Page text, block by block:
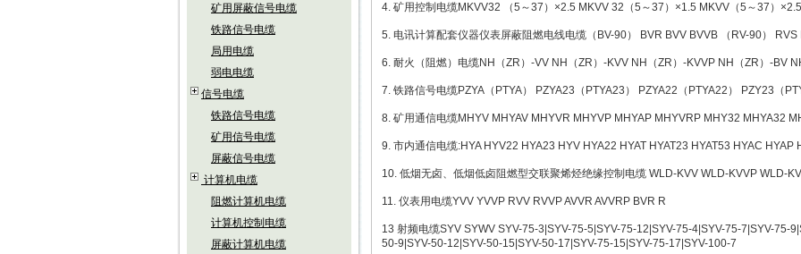
矿用屏蔽信号电缆
铁路信号电缆
局用电缆
弱电电缆
信号电缆
铁路信号电缆
矿用信号电缆
屏蔽信号电缆
计算机电缆
阻燃计算机电缆
计算机控制电缆
屏蔽计算机电缆
4. 矿用控制电缆MKVV32 （5～37）×2.5 MKVV 32（5～37）×1.5 MKVV（5～37）
5. 电讯计算配套仪器仪表屏蔽阻燃电线电缆（BV-90） BVR BVV BVVB （RV-90）
6. 耐火（阻燃）电缆NH（ZR）-VV NH（ZR）-KVV NH（ZR）-KVVP NH（ZR）-BV
7. 铁路信号电缆PZYA（PTYA） PZYA23（PTYA23） PZYA22（PTYA22） PZY23（
8. 矿用通信电缆MHYV MHYAV MHYVR MHYVP MHYAP MHYVRP MHY32 MHYA32
9. 市内通信电缆:HYA HYV22 HYA23 HYV HYA22 HYAT HYAT23 HYAT53 HYAC HYAP
10. 低烟无卤、低烟低卤阻燃型交联聚烯烃绝缘控制电缆 WLD-KVV WLD-KVVP WLD-
11. 仪表用电缆YVV YVVP RVV RVVP AVVR AVVRP BVR R
13 射频电缆SYV SYWV SYV-75-3|SYV-75-5|SYV-75-12|SYV-75-4|SYV-75-7|SYV-75-
50-9|SYV-50-12|SYV-50-15|SYV-50-17|SYV-75-15|SYV-75-17|SYV-100-7